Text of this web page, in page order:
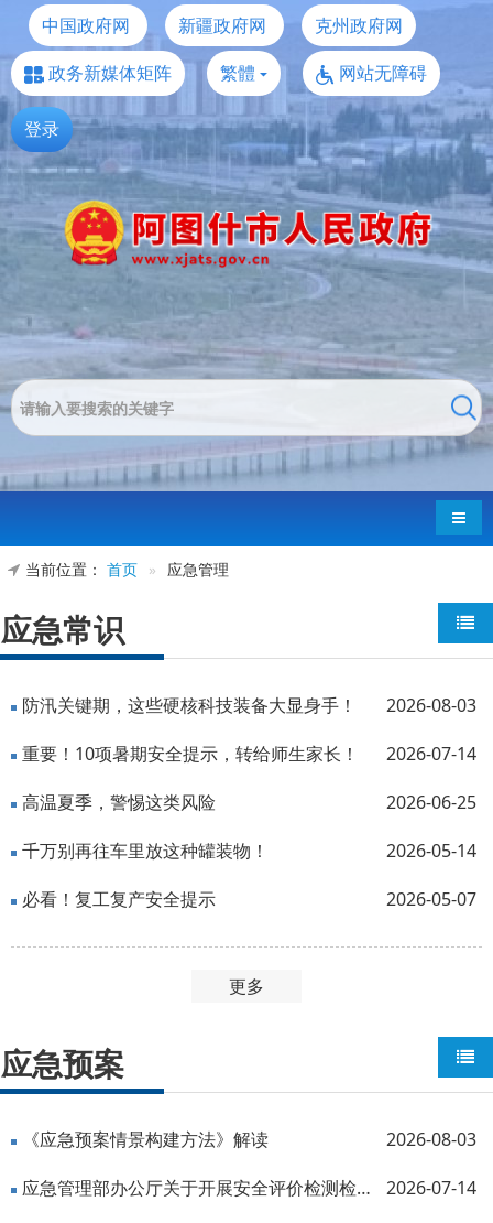
中国政府网 新疆政府网
克州政府网
政务新媒体矩阵
繁體 网站无障碍
登录
导航
当前位置： 首页 » 应急管理
应急常识
2026-08-03
防汛关键期，这些硬核科技装备大显身手！
2026-07-14
重要！10项暑期安全提示，转给师生家长！
2026-06-25
高温夏季，警惕这类风险
2026-05-14
千万别再往车里放这种罐装物！
2026-05-07
必看！复工复产安全提示
更多
应急预案
2026-08-03
《应急预案情景构建方法》解读
2026-07-14
应急管理部办公厅关于开展安全评价检测检验机构专项治理的通知